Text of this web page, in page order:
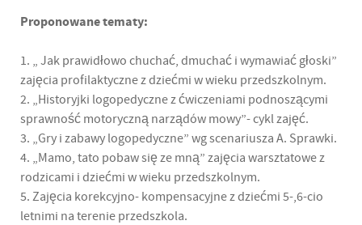
Proponowane tematy:
1. „ Jak prawidłowo chuchać, dmuchać i wymawiać głoski”
zajęcia profilaktyczne z dziećmi w wieku przedszkolnym.
2. „Historyjki logopedyczne z ćwiczeniami podnoszącymi
sprawność motoryczną narządów mowy”- cykl zajęć.
3. „Gry i zabawy logopedyczne” wg scenariusza A. Sprawki.
4. „Mamo, tato pobaw się ze mną” zajęcia warsztatowe z
rodzicami i dziećmi w wieku przedszkolnym.
5. Zajęcia korekcyjno- kompensacyjne z dziećmi 5-,6-cio
letnimi na terenie przedszkola.